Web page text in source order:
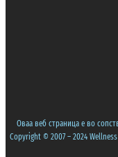
Оваа веб страница е во
Copyright © 2007 – 2024